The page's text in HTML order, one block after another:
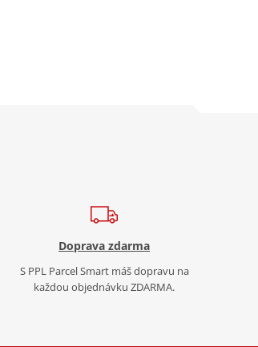
Doprava zdarma
S PPL Parcel Smart máš dopravu na
každou objednávku ZDARMA.